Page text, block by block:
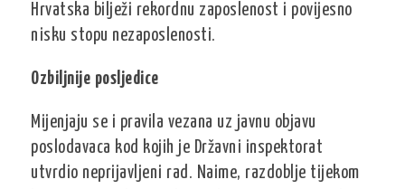
Hrvatska bilježi rekordnu zaposlenost i povijesno
nisku stopu nezaposlenosti.
Ozbiljnije posljedice
Mijenjaju se i pravila vezana uz javnu objavu
poslodavaca kod kojih je Državni inspektorat
utvrdio neprijavljeni rad. Naime, razdoblje tijekom